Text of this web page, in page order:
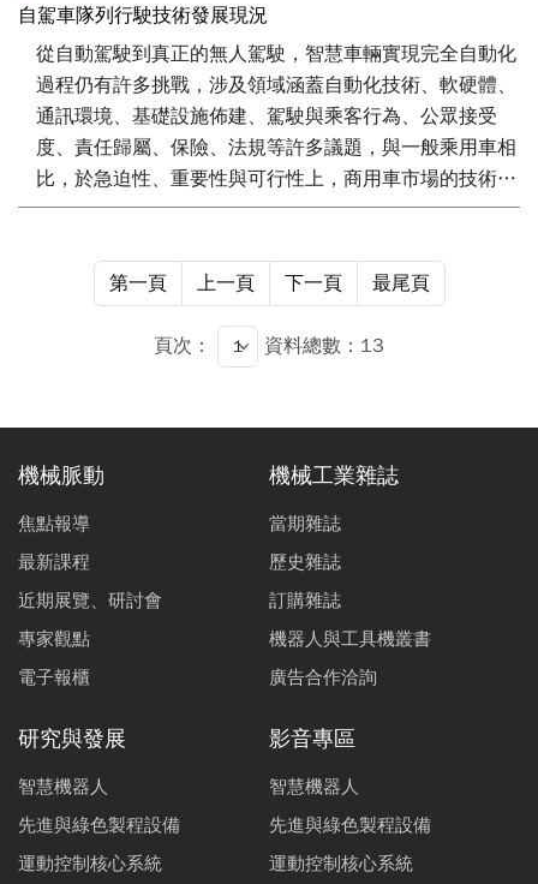
鏈業者的全新挑戰，也孕育許多跨領域業者的發展機會。
自駕車隊列行駛技術發展現況
從自動駕駛到真正的無人駕駛，智慧車輛實現完全自動化
過程仍有許多挑戰，涉及領域涵蓋自動化技術、軟硬體、
通訊環境、基礎設施佈建、駕駛與乘客行為、公眾接受
度、責任歸屬、保險、法規等許多議題，與一般乘用車相
比，於急迫性、重要性與可行性上，商用車市場的技術應
用受到重視。隊列行駛技術發展，有望解決物流運輸現有
對隊列行駛之全球市場及技術發展趨勢等進行介紹。
第一頁 上一頁 下一頁 最尾頁
頁次： 資料總數：13
機械脈動
焦點報導
最新課程
近期展覽、研討會
專家觀點
電子報櫃
機械工業雜誌
當期雜誌
歷史雜誌
訂購雜誌
機器人與工具機叢書
廣告合作洽詢
研究與發展
智慧機器人
先進與綠色製程設備
運動控制核心系統
影音專區
智慧機器人
先進與綠色製程設備
運動控制核心系統